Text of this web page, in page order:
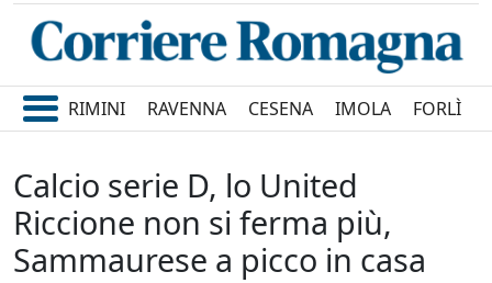
RIMINI RAVENNA CESENA IMOLA FORLÌ
Calcio serie D, lo United
Riccione non si ferma più,
Sammaurese a picco in casa